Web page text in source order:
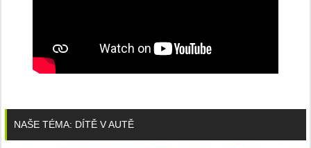
NAŠE TÉMA: DÍTĚ V AUTĚ